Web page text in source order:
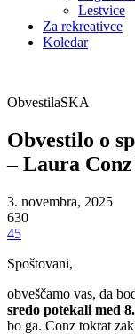
Lestvice
Za rekreativce
Koledar
ObvestilaSKA
Obvestilo o
– Laura Conz
3. novembra, 2025
630
45
Spoštovani,
obveščamo vas, da
sredo potekali med
bo ga. Conz tokrat